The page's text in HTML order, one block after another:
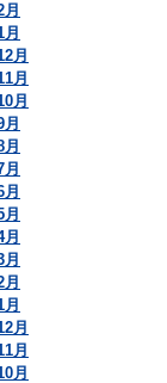
月
月
月
月
月
月
月
月
月
月
月
月
月
月
月
月
月